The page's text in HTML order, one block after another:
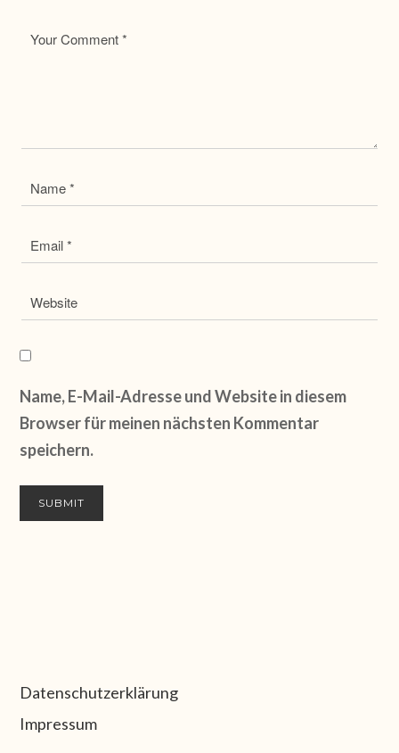
Name, E-Mail-Adresse und Website in diesem
Browser für meinen nächsten Kommentar
speichern.
Datenschutzerklärung
Impressum